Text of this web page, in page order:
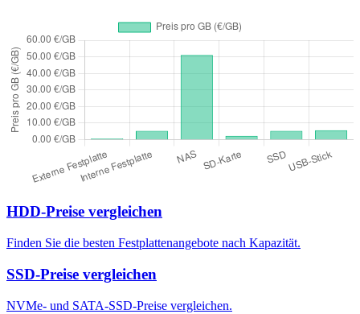
HDD-Preise vergleichen
Finden Sie die besten Festplattenangebote nach Kapazität.
SSD-Preise vergleichen
NVMe- und SATA-SSD-Preise vergleichen.